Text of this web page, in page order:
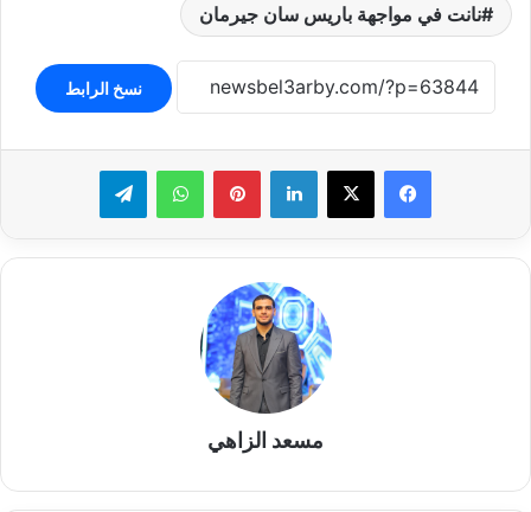
نانت في مواجهة باريس سان جيرمان
نسخ الرابط
لينكدإن بينتيريستواتساب تيلقرام
مسعد الزاهي